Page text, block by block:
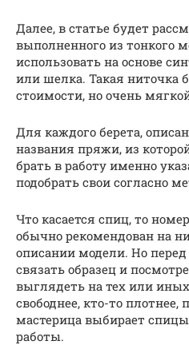
Далее, в статье будет
выполненного из тонкого
использовать на основе
или шелка. Такая ниточка
стоимости, но очень
Для каждого берета,
названия пряжи, из
брать в работу именно
подобрать свои согласно
Что касается спиц, то
обычно рекомендован на
описании модели. Но
связать образец и
выглядеть на тех или
свободнее, кто-то плотнее,
мастерица выбирает
работы.